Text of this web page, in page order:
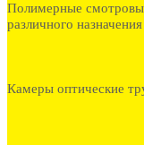
Полимерные
различного назначения
Камеры оптические